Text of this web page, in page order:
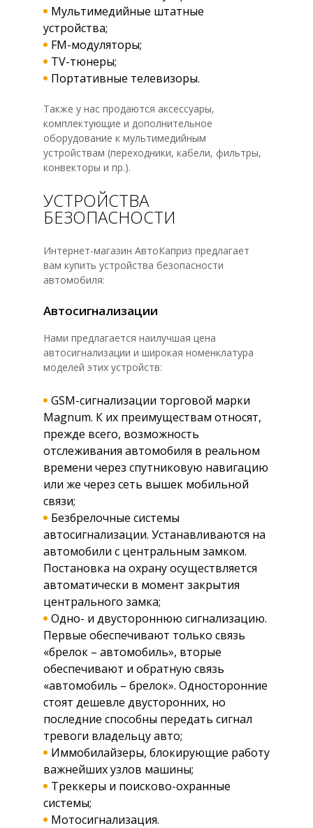
Мультимедийные штатные
устройства;
FM-модуляторы;
TV-тюнеры;
Портативные телевизоры.
Также у нас продаются аксессуары,
комплектующие и дополнительное
оборудование к мультимедийным
устройствам (переходники, кабели, фильтры,
конвекторы и пр.).
УСТРОЙСТВА
БЕЗОПАСНОСТИ
Интернет-магазин АвтоКаприз предлагает
вам купить устройства безопасности
автомобиля:
Автосигнализации
Нами предлагается наилучшая цена
автосигнализации и широкая номенклатура
моделей этих устройств:
GSM-сигнализации торговой марки
Magnum. К их преимуществам относят,
прежде всего, возможность
отслеживания автомобиля в реальном
времени через спутниковую навигацию
или же через сеть вышек мобильной
связи;
Безбрелочные системы
автосигнализации. Устанавливаются на
автомобили с центральным замком.
Постановка на охрану осуществляется
автоматически в момент закрытия
центрального замка;
Одно- и двустороннюю сигнализацию.
Первые обеспечивают только связь
«брелок – автомобиль», вторые
обеспечивают и обратную связь
«автомобиль – брелок». Односторонние
стоят дешевле двусторонних, но
последние способны передать сигнал
тревоги владельцу авто;
Иммобилайзеры, блокирующие работу
важнейших узлов машины;
Треккеры и поисково-охранные
системы;
Мотосигнализация.